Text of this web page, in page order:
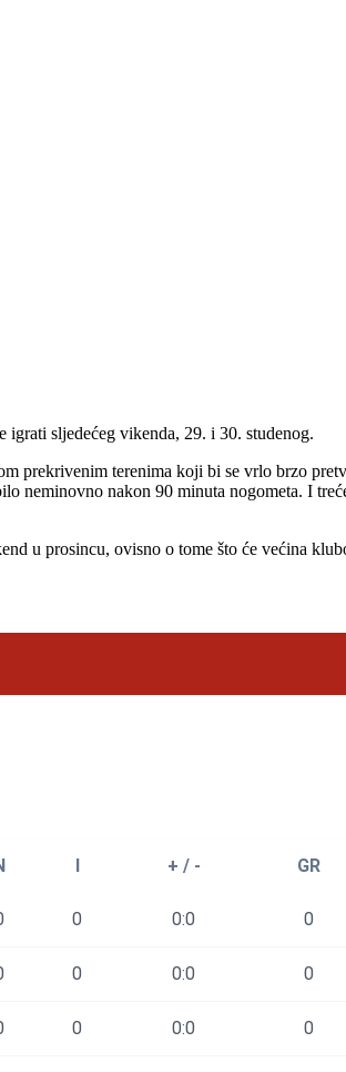
sljedećeg vikenda, 29. i 30. studenog.
prekrivenim terenima koji bi se vrlo brzo
neminovno nakon 90 minuta nogometa. I
u prosincu, ovisno o tome što će većina